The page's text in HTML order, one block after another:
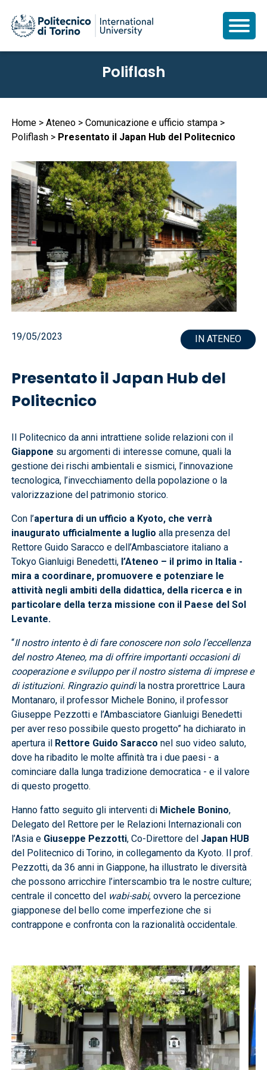
principale
Poliflash
Briciole
di
pane
Home Ateneo
Comunicazione e ufficio stampa
Poliflash
Presentato il Japan Hub del Politecnico
19/05/2023 IN ATENEO
Presentato il Japan Hub del
Politecnico
Il Politecnico da anni intrattiene solide relazioni con il
Giappone su argomenti di interesse comune, quali la
gestione dei rischi ambientali e sismici, l’innovazione
tecnologica, l’invecchiamento della popolazione o la
valorizzazione del patrimonio storico.
Con l’apertura di un ufficio a Kyoto, che verrà
inaugurato ufficialmente a luglio alla presenza del
Rettore Guido Saracco e dell’Ambasciatore italiano a
Tokyo Gianluigi Benedetti, l’Ateneo – il primo in Italia -
mira a coordinare, promuovere e potenziare le
attività negli ambiti della didattica, della ricerca e in
particolare della terza missione con il Paese del Sol
Levante.
“Il nostro intento è di fare conoscere non solo l’eccellenza
del nostro Ateneo, ma di offrire importanti occasioni di
cooperazione e sviluppo per il nostro sistema di imprese e
di istituzioni. Ringrazio quindi la nostra prorettrice Laura
Montanaro, il professor Michele Bonino, il professor
Giuseppe Pezzotti e l’Ambasciatore Gianluigi Benedetti
per aver reso possibile questo progetto” ha dichiarato in
apertura il Rettore Guido Saracco nel suo video saluto,
dove ha ribadito le molte affinità tra i due paesi - a
cominciare dalla lunga tradizione democratica - e il valore
di questo progetto.
Hanno fatto seguito gli interventi di Michele Bonino,
Delegato del Rettore per le Relazioni Internazionali con
l’Asia e Giuseppe Pezzotti, Co-Direttore del Japan HUB
del Politecnico di Torino, in collegamento da Kyoto. Il prof.
Pezzotti, da 36 anni in Giappone, ha illustrato le diversità
che possono arricchire l’interscambio tra le nostre culture;
centrale il concetto del wabi-sabi, ovvero la percezione
giapponese del bello come imperfezione che si
contrappone e confronta con la razionalità occidentale.